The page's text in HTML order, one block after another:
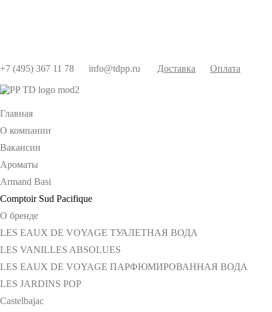
+7 (495) 367 11 78 info@tdpp.ru Доставка Оплата
Главная
О компании
Вакансии
Ароматы
Armand Basi
Comptoir Sud Pacifique
О бренде
LES EAUX DE VOYAGE ТУАЛЕТНАЯ ВОДА
LES VANILLES ABSOLUES
LES EAUX DE VOYAGE ПАРФЮМИРОВАННАЯ ВОДА
LES JARDINS POP
Castelbajac